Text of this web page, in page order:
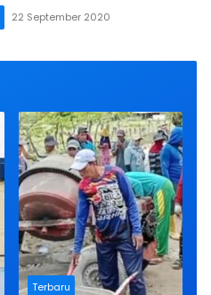
22 September 2020
Terbaru